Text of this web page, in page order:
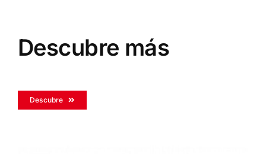
Descubre más
Descubre